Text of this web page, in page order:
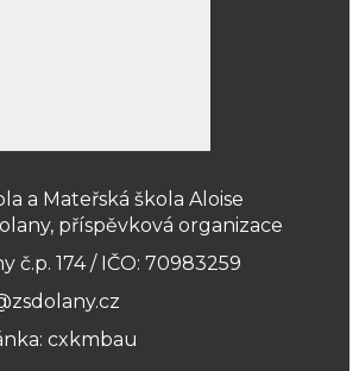
a Mateřská škola Aloise
příspěvková organizace
č.p. 174 / IČO: 70983259
cxkmbau